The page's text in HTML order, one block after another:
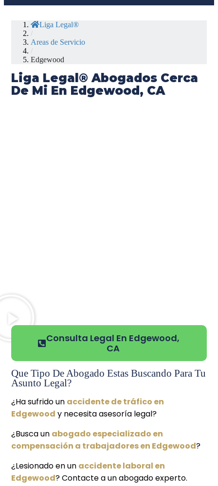
Liga Legal®
/
Areas de Servicio
/
Edgewood
Liga Legal® Abogados Cerca
De Mi En Edgewood, CA
Consulta Legal En Edgewood,
CA
Que Tipo De Abogado Estas Buscando Para Tu
Asunto Legal?
¿Ha sufrido un accidente de tráfico en
Edgewood y necesita asesoría legal?
¿Busca un abogado especializado en
compensación a trabajadores en Edgewood?
¿Lesionado en un accidente laboral en
Edgewood? Contacte a un abogado experto.